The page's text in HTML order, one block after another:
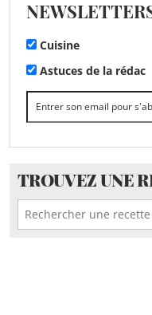
Cuisine
Astuces de la rédac
TROUVEZ UNE